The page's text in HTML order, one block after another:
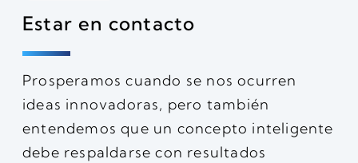
Estar en contacto
Prosperamos cuando se nos ocurren
ideas innovadoras, pero también
entendemos que un concepto inteligente
debe respaldarse con resultados